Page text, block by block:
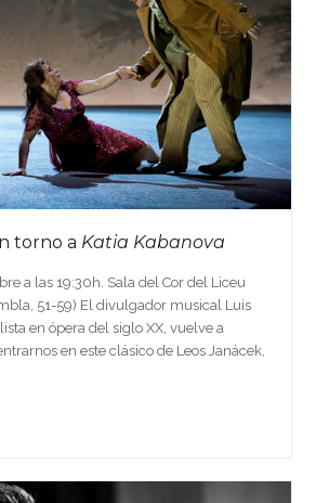
torno a Katia Kabanova
a las 19:30h. Sala del Cor del Liceu
51-59) El divulgador musical Luis
en ópera del siglo XX, vuelve a
en este clásico de Leos Janácek,